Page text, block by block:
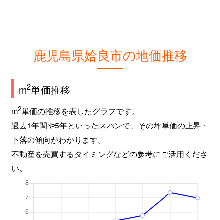
鹿児島県姶良市の地価推移
m2単価推移
m2単価の推移を表したグラフです。
過去1年間や5年といったスパンで、その坪単価の上昇・
下落の傾向がわかります。
不動産を売買するタイミングなどの参考にご活用くださ
い。